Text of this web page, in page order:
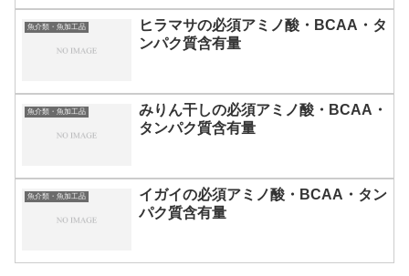
魚介類・魚加工品
ヒラマサの必須アミノ酸・BCAA・タ
ンパク質含有量
魚介類・魚加工品
みりん干しの必須アミノ酸・BCAA・
タンパク質含有量
魚介類・魚加工品
イガイの必須アミノ酸・BCAA・タン
パク質含有量